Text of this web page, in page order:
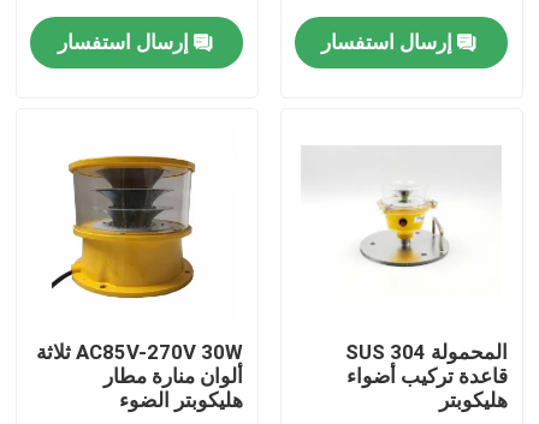
ضوء إعاقة الطيران
مصابيح إنزال مهبط الطائرات
مصابيح متحركة تعمل بالطاقة الشمسية
إرسال استفسار إرسال استفسار
المحمولة SUS 304
قاعدة تركيب أضواء
هليكوبتر
AC85V-270V 30W ثلاثة
ألوان منارة مطار
هليكوبتر الضوء